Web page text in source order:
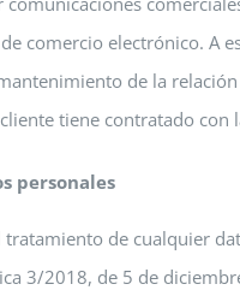
comercio electrónico.
de la
tiene contratado con
personales
de cualquier
3/2018, de 5 de